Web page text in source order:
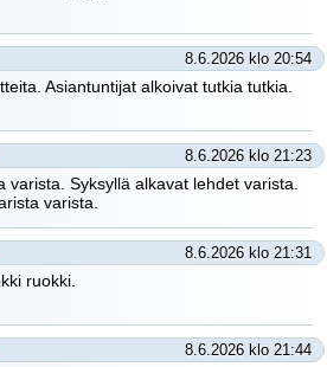
8.6.2026 klo 20:54
Asiantuntijat alkoivat tutkia tutkia.
8.6.2026 klo 21:23
varista. Syksyllä alkavat lehdet varista.
varista.
8.6.2026 klo 21:31
ruokki.
8.6.2026 klo 21:44